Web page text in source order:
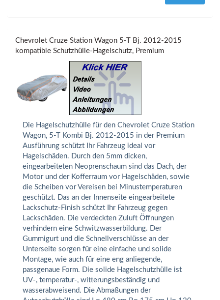
Chevrolet Cruze Station Wagon 5-T Bj. 2012-2015
kompatible Schutzhülle-Hagelschutz, Premium
Die Hagelschutzhülle für den Chevrolet Cruze Station
Wagon, 5-T Kombi Bj. 2012-2015 in der Premium
Ausführung schützt Ihr Fahrzeug ideal vor
Hagelschäden. Durch den 5mm dicken,
eingearbeiteten Neoprenschaum sind das Dach, der
Motor und der Kofferraum vor Hagelschäden, sowie
die Scheiben vor Vereisen bei Minustemperaturen
geschützt. Das an der Innenseite eingearbeitete
Lackschutz-Finish schützt Ihr Fahrzeug gegen
Lackschäden. Die verdeckten Zuluft Öffnungen
verhindern eine Schwitzwasserbildung. Der
Gummigurt und die Schnellverschlüsse an der
Unterseite sorgen für eine einfache und solide
Montage, wie auch für eine eng anliegende,
passgenaue Form. Die solide Hagelschutzhülle ist
UV-, temperatur-, witterungsbeständig und
wasserabweisend. Die Abmaßungen der